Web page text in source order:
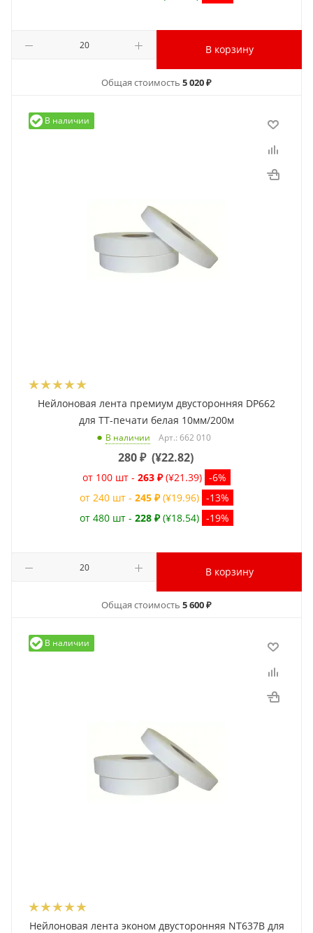
В корзину
Общая стоимость 5 020 ₽
В наличии
Нейлоновая лента премиум двусторонняя DP662
для ТТ-печати белая 10мм/200м
В наличии Арт.: 662 010
280₽ (¥22.82)
от 100 шт - 263 ₽ (¥21.39) -6%
от 240 шт - 245 ₽ (¥19.96) -13%
от 480 шт - 228 ₽ (¥18.54) -19%
В корзину
Общая стоимость 5 600 ₽
В наличии
Нейлоновая лента эконом двусторонняя NT637B для